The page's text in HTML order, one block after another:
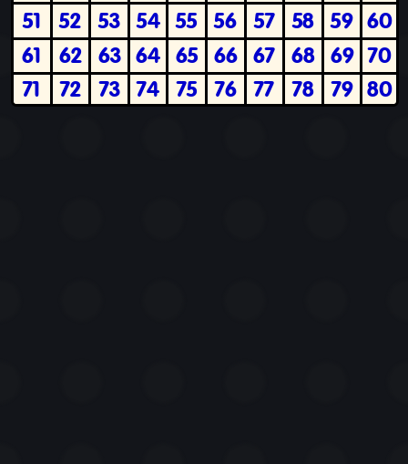
51
52 53 54 55 56 57 58 59 60
61
62 63 64 65 66 67 68 69 70
71
72 73 74 75 76 77 78 79 80